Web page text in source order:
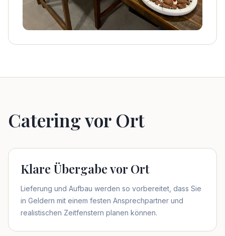
Catering vor Ort
Klare Übergabe vor Ort
Lieferung und Aufbau werden so vorbereitet, dass Sie
in Geldern mit einem festen Ansprechpartner und
realistischen Zeitfenstern planen können.